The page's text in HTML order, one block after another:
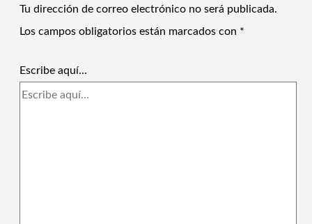
Tu dirección de correo electrónico no será publicada.
Los campos obligatorios están marcados con *
Escribe aquí...